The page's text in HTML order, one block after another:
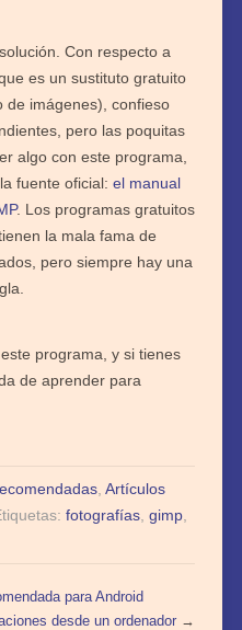
Con respecto a
es un sustituto gratuito
de imágenes), confieso
pero las poquitas
algo con este programa,
fuente oficial: el manual
. Los programas gratuitos
la mala fama de
pero siempre hay una
programa, y si tienes
de aprender para
, Artículos
fotografías, gimp,
para Android
desde un ordenador →